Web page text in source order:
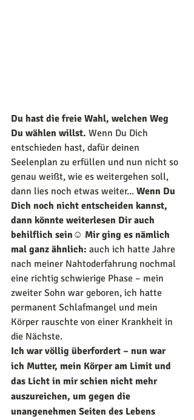
Du hast die freie Wahl, welchen Weg
Du wählen willst. Wenn Du Dich
entschieden hast, dafür deinen
Seelenplan zu erfüllen und nun nicht so
genau weißt, wie es weitergehen soll,
dann lies noch etwas weiter... Wenn Du
Dich noch nicht entscheiden kannst,
dann könnte weiterlesen Dir auch
behilflich sein☺ Mir ging es nämlich
mal ganz ähnlich: auch ich hatte Jahre
nach meiner Nahtoderfahrung nochmal
eine richtig schwierige Phase – mein
zweiter Sohn war geboren, ich hatte
permanent Schlafmangel und mein
Körper rauschte von einer Krankheit in
die Nächste.
Ich war völlig überfordert – nun war
ich Mutter, mein Körper am Limit und
das Licht in mir schien nicht mehr
auszureichen, um gegen die
unangenehmen Seiten des Lebens